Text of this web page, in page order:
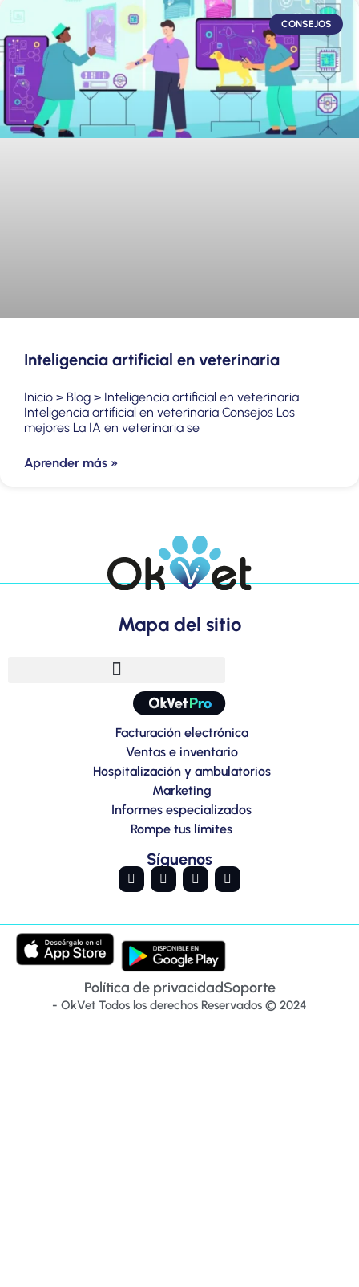
CONSEJOS
Inteligencia artificial en veterinaria
Inicio > Blog > Inteligencia artificial en veterinaria
Inteligencia artificial en veterinaria Consejos Los
mejores La IA en veterinaria se
Aprender más »
Mapa del sitio
Facturación electrónica
Ventas e inventario
Hospitalización y ambulatorios
Marketing
Informes especializados
Rompe tus límites
Síguenos
Política de privacidadSoporte
- OkVet Todos los derechos Reservados © 2024